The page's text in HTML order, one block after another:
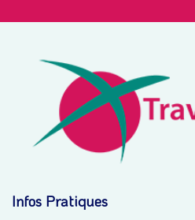
Infos Pratiques